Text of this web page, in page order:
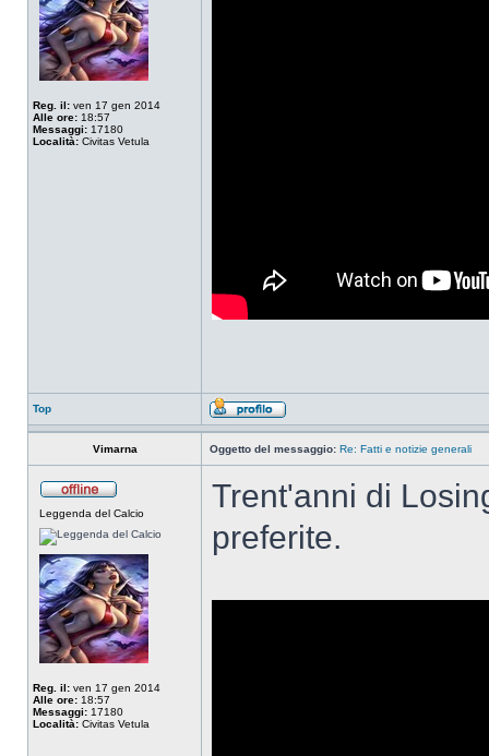
Reg. il: ven 17 gen 2014
Alle ore: 18:57
Messaggi: 17180
Località: Civitas Vetula
Top
Vimarna Oggetto del messaggio: Re: Fatti e notizie generali
Leggenda del Calcio
Reg. il: ven 17 gen 2014
Alle ore: 18:57
Messaggi: 17180
Località: Civitas Vetula
Trent'anni di
preferite.